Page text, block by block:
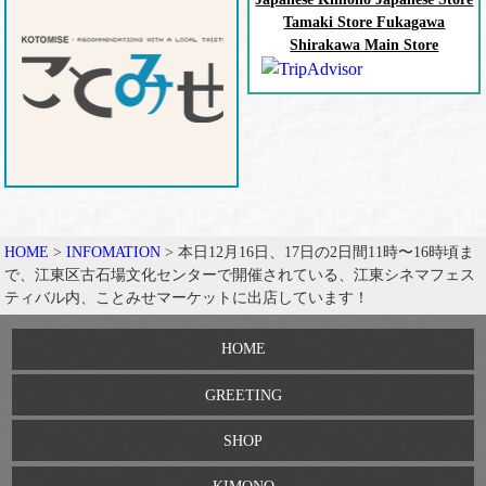
Tamaki Store Fukagawa
Shirakawa Main Store
HOME >INFOMATION >本日12月16日、17日の2日間11時〜16時頃ま
で、江東区古石場文化センターで開催されている、江東シネマフェス
ティバル内、ことみせマーケットに出店しています！
HOME
GREETING
SHOP